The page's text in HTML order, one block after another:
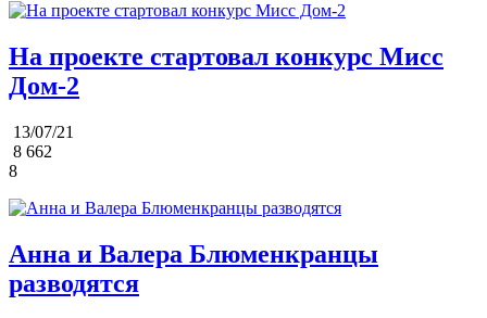
На проекте стартовал конкурс Мисс
Дом-2
13/07/21
8 662
8
Анна и Валера Блюменкранцы
разводятся